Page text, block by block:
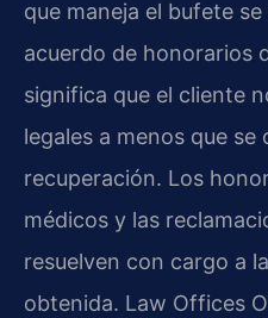
que maneja el bufete
acuerdo de honorarios
significa que el cliente
legales a menos que se
recuperación. Los
médicos y las
resuelven con cargo a
obtenida. Law Offices